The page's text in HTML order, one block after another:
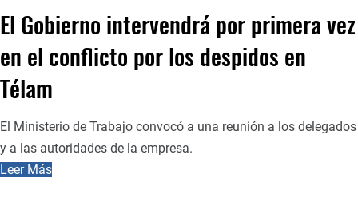
El Gobierno intervendrá por primera vez
en el conflicto por los despidos en
Télam
El Ministerio de Trabajo convocó a una reunión a los delegados
y a las autoridades de la empresa.
Leer Más